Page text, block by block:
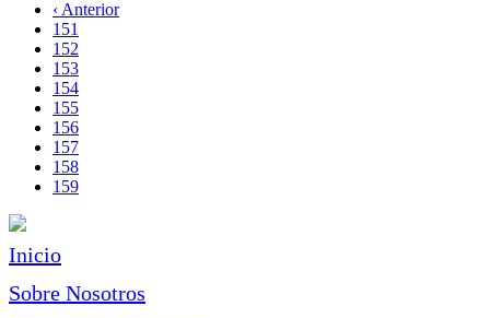
Paginación
página
Página
anterior
‹ Anterior
Page
151
Page
152
Page
153
Page
154
Page
155
Page
156
Page
157
Page
158
Página
159
Inicio
Sobre Nosotros